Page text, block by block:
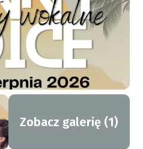
Zobacz galerię (1)